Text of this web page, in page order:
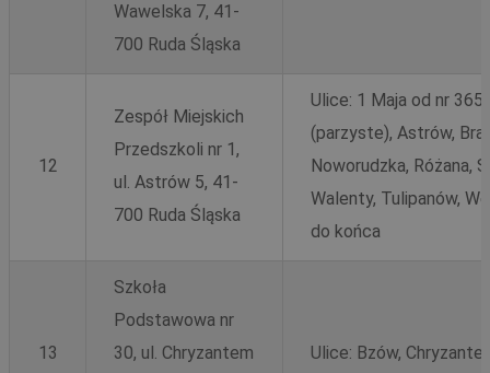
Wawelska 7, 41-
700 Ruda Śląska
12
Zespół Miejskich
Przedszkoli nr 1,
ul. Astrów 5, 41-
700 Ruda Śląska
Ulice: 1 Maja od nr
(parzyste), Astrów,
Noworudzka, Różana,
Walenty, Tulipanów,
do końca
13
Szkoła
Podstawowa nr
30, ul. Chryzantem
Ulice: Bzów,